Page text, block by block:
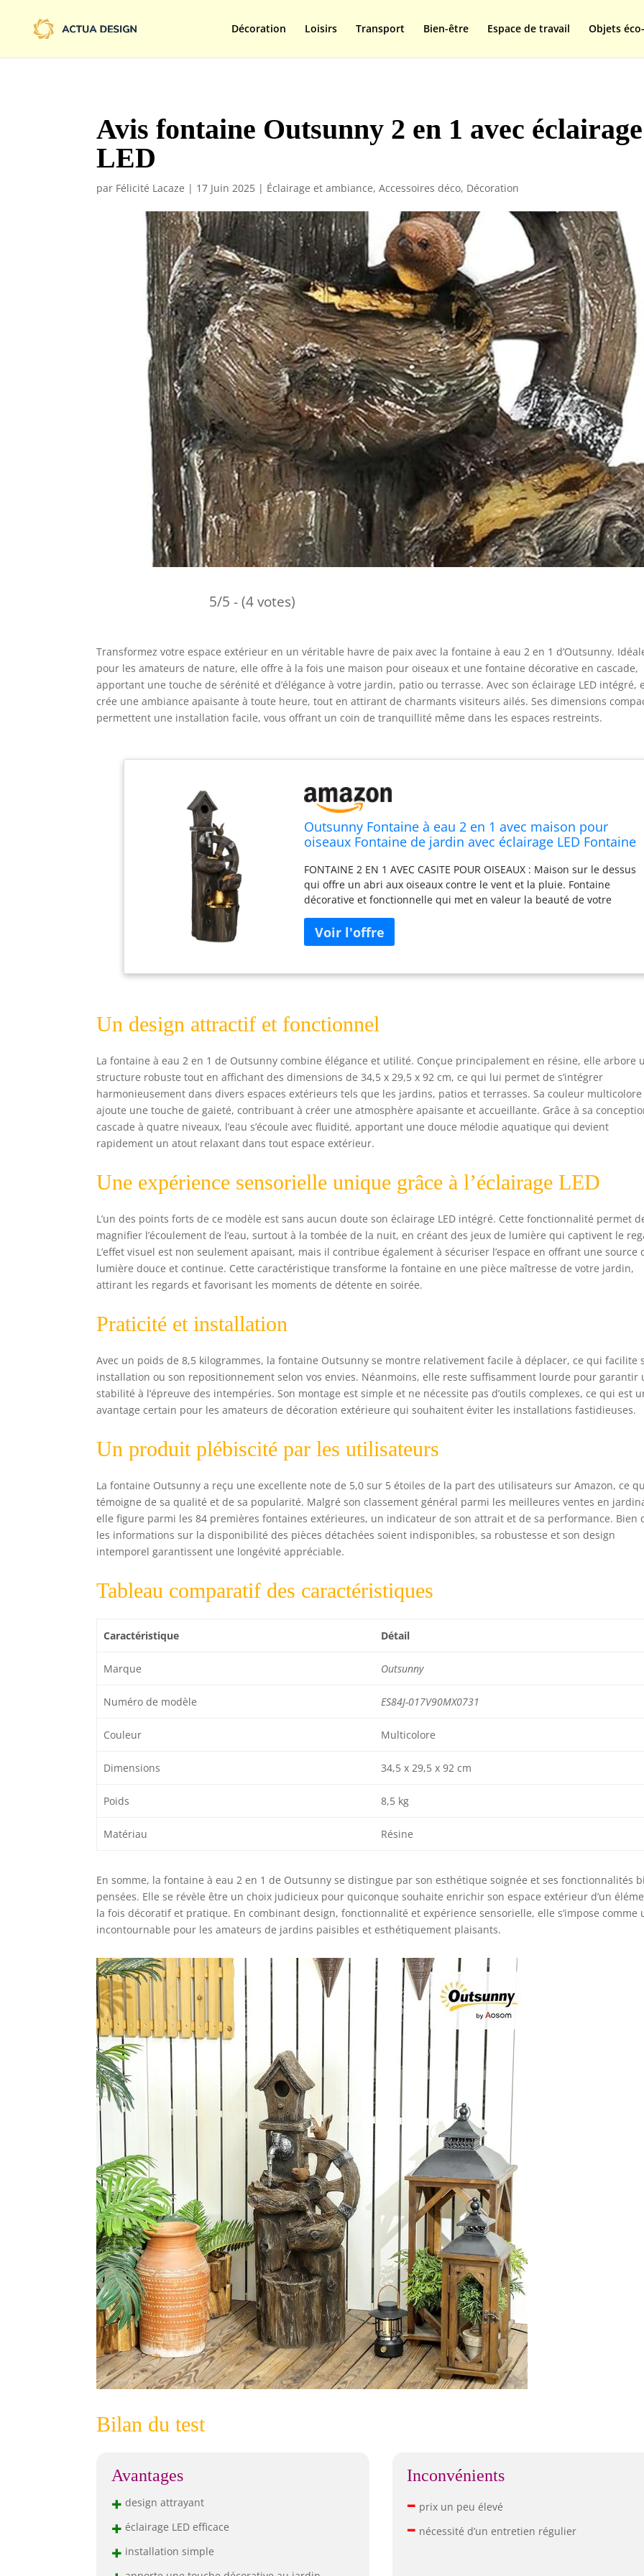
Décoration
Loisirs Transport Bien-être Espace de travail Objets
Avis fontaine Outsunny 2 en 1 avec éclairage
LED
par Félicité Lacaze | 17 Juin 2025 | Éclairage et ambiance,Accessoires déco, Décoration
5/5 - (4 votes)
Transformez votre espace extérieur en un véritable havre de paix avec la fontaine à eau 2 en 1 d’Outsunny.
pour les amateurs de nature, elle offre à la fois une maison pour oiseaux et une fontaine décorative en cascade,
apportant une touche de sérénité et d’élégance à votre jardin, patio ou terrasse. Avec son éclairage LED intégré,
crée une ambiance apaisante à toute heure, tout en attirant de charmants visiteurs ailés. Ses dimensions
permettent une installation facile, vous offrant un coin de tranquillité même dans les espaces restreints.
Outsunny Fontaine à eau 2 en 1 avec maison pour
oiseaux Fontaine de jardin avec éclairage LED Fontaine
terrasse 34,5 x 29,5 x 92 cm Multicolore
FONTAINE 2 EN 1 AVEC CASITE POUR OISEAUX : Maison sur le dessus
qui offre un abri aux oiseaux contre le vent et la pluie. Fontaine
décorative et fonctionnelle qui met en valeur la beauté de votre
jardin, le rendant plus accueillant pour vous et les oiseaux Fontaine
de jardin avec lumières LED : élevez votre espace extérieur avec le
charme rustique et la vitalité de cette fontaine à eau. Le son
créent une atmosphère captivante et relaxante Débit d'eau réglable :
l'expérience aquatique dans votre jardin et d'améliorer l'atmosphère
et la tranquillité de l'espace Aspect naturel : les troncs d'arbre
extérieur un ajout idéal à votre jardin rustique ou terrasse en bois.
Deux oiseaux décoratifs ajoutent de la vie à l'environnement, même
sans oiseaux réels Source en résine : fabriquée en résine légère et
résistante aux intempéries, cette fontaine d'eau extérieure avec
lumières est conçue pour résister au soleil, à la pluie, au vent et au
froid
Un design attractif et fonctionnel
La fontaine à eau 2 en 1 de Outsunny combine élégance et utilité. Conçue principalement en résine, elle arbore
structure robuste tout en affichant des dimensions de 34,5 x 29,5 x 92 cm, ce qui lui permet de s’intégrer
harmonieusement dans divers espaces extérieurs tels que les jardins, patios et terrasses. Sa couleur multicolore
ajoute une touche de gaieté, contribuant à créer une atmosphère apaisante et accueillante. Grâce à sa
cascade à quatre niveaux, l’eau s’écoule avec fluidité, apportant une douce mélodie aquatique qui devient
rapidement un atout relaxant dans tout espace extérieur.
Une expérience sensorielle unique grâce à l’éclairage LED
L’un des points forts de ce modèle est sans aucun doute son éclairage LED intégré. Cette fonctionnalité permet
magnifier l’écoulement de l’eau, surtout à la tombée de la nuit, en créant des jeux de lumière qui captivent le
L’effet visuel est non seulement apaisant, mais il contribue également à sécuriser l’espace en offrant une source
lumière douce et continue. Cette caractéristique transforme la fontaine en une pièce maîtresse de votre jardin,
attirant les regards et favorisant les moments de détente en soirée.
Praticité et installation
Avec un poids de 8,5 kilogrammes, la fontaine Outsunny se montre relativement facile à déplacer, ce qui facilite
installation ou son repositionnement selon vos envies. Néanmoins, elle reste suffisamment lourde pour garantir
stabilité à l’épreuve des intempéries. Son montage est simple et ne nécessite pas d’outils complexes, ce qui est
avantage certain pour les amateurs de décoration extérieure qui souhaitent éviter les installations fastidieuses.
Un produit plébiscité par les utilisateurs
La fontaine Outsunny a reçu une excellente note de 5,0 sur 5 étoiles de la part des utilisateurs sur Amazon, ce
témoigne de sa qualité et de sa popularité. Malgré son classement général parmi les meilleures ventes en
elle figure parmi les 84 premières fontaines extérieures, un indicateur de son attrait et de sa performance. Bien
les informations sur la disponibilité des pièces détachées soient indisponibles, sa robustesse et son design
intemporel garantissent une longévité appréciable.
Tableau comparatif des caractéristiques
Caractéristique Détail
Marque Outsunny
Numéro de modèle ES84J-017V90MX0731
Couleur Multicolore
Dimensions 34,5 x 29,5 x 92 cm
Poids 8,5 kg
Matériau Résine
En somme, la fontaine à eau 2 en 1 de Outsunny se distingue par son esthétique soignée et ses fonctionnalités
pensées. Elle se révèle être un choix judicieux pour quiconque souhaite enrichir son espace extérieur d’un
la fois décoratif et pratique. En combinant design, fonctionnalité et expérience sensorielle, elle s’impose comme
incontournable pour les amateurs de jardins paisibles et esthétiquement plaisants.
Bilan du test
Avantages
+ design attrayant
+ éclairage LED efficace
+ installation simple
Inconvénients
– prix un peu élevé
– nécessité d’un entretien régulier